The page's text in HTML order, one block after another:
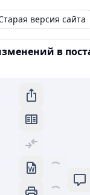
версия сайта
в